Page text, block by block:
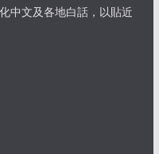
中文及各地白話，以貼近